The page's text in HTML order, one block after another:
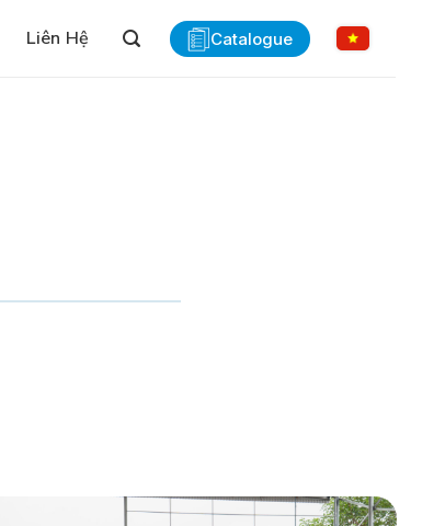
Liên Hệ Catalogue